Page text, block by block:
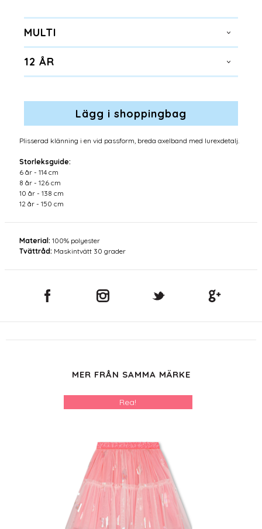
MULTI
12 ÅR
Plisserad klänning i en vid passform, breda axelband med lurexdetalj.
Storleksguide:
6 år - 114 cm
8 år - 126 cm
10 år - 138 cm
12 år - 150 cm
Material: 100% polyester
Tvättråd: Maskintvätt 30 grader
MER FRÅN SAMMA MÄRKE
Rea!